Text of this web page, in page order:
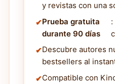
y revistas con una
Prueba gratuita
durante 90 días
Descubre autores
bestsellers al
Compatible con